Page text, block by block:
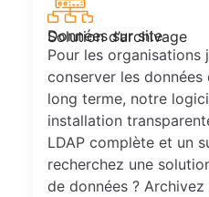
Données sur site
Solution d’archivage
Pour les
conserver les données
long terme, notre
installation
LDAP complète et un
recherchez une
de données ? Archivez